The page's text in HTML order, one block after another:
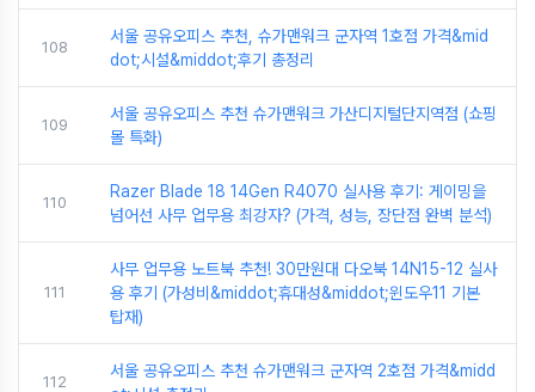
108
서울 공유오피스 추천, 슈가맨워크 군자역 1호점 가격&mid
dot;시설&middot;후기 총정리
109
서울 공유오피스 추천 슈가맨워크 가산디지털단지역점 (쇼핑
몰 특화)
110
Razer Blade 18 14Gen R4070 실사용 후기: 게이밍을
넘어선 사무 업무용 최강자? (가격, 성능, 장단점 완벽 분석)
111
사무 업무용 노트북 추천! 30만원대 다오북 14N15-12 실사
용 후기 (가성비&middot;휴대성&middot;윈도우11 기본
탑재)
112
서울 공유오피스 추천 슈가맨워크 군자역 2호점 가격&midd